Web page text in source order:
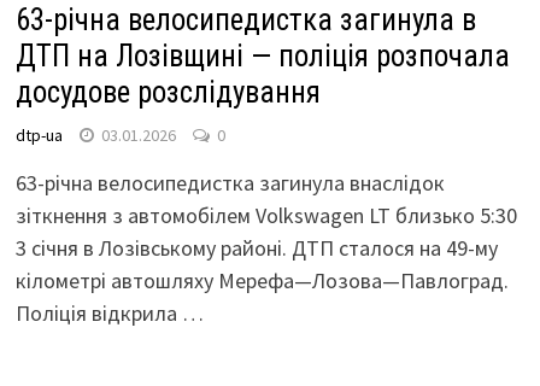
63-річна велосипедистка загинула в
ДТП на Лозівщині — поліція розпочала
досудове розслідування
dtp-ua 03.01.2026 0
63-річна велосипедистка загинула внаслідок
зіткнення з автомобілем Volkswagen LT близько 5:30
3 січня в Лозівському районі. ДТП сталося на 49-му
кілометрі автошляху Мерефа—Лозова—Павлоград.
Поліція відкрила …